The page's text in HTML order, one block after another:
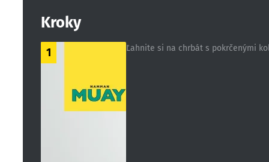
Kroky
1 Ľahnite si na chrbát s pokrčenými